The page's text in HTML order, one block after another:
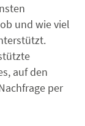
und wie viel
auf den
per